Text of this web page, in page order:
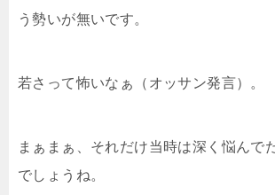
う勢いが無いです。
若さって怖いなぁ（オッサン発言）。
まぁまぁ、それだけ当時は深く悩んで
でしょうね。